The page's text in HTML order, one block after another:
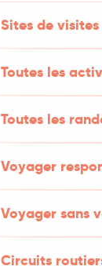
Sites de visites
Toutes les
Toutes les
Voyager
Voyager sans
Circuits